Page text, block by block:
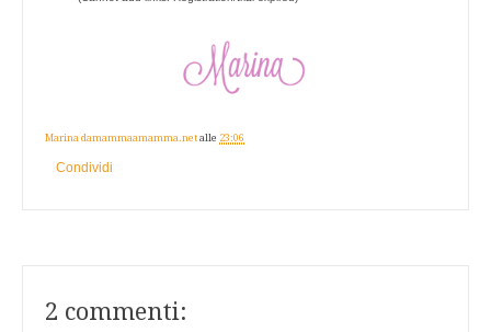
Marina damammaamamma.net alle 23:06
Condividi
2 commenti: